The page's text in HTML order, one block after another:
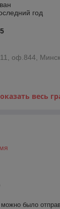
год
оф.844,
весь
было